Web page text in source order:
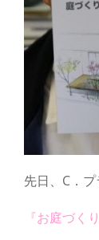
先日、C．
『お庭づく